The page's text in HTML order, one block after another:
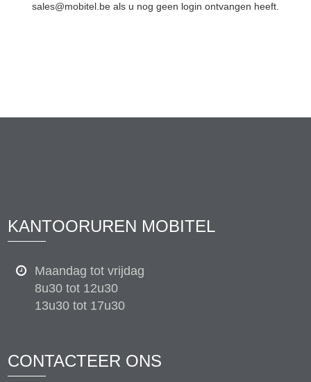
sales@mobitel.be als u nog geen login ontvangen heeft.
KANTOORUREN MOBITEL
Maandag tot vrijdag
8u30 tot 12u30
13u30 tot 17u30
CONTACTEER ONS